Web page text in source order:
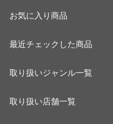
お気に入り商品
最近チェックした商品
取り扱いジャンル一覧
取り扱い店舗一覧